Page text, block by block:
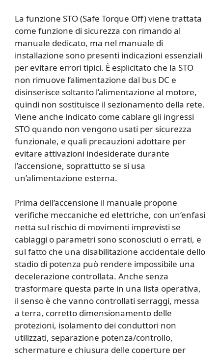
La funzione STO (Safe Torque Off) viene trattata
come funzione di sicurezza con rimando al
manuale dedicato, ma nel manuale di
installazione sono presenti indicazioni essenziali
per evitare errori tipici. È esplicitato che la STO
non rimuove l’alimentazione dal bus DC e
disinserisce soltanto l’alimentazione al motore,
quindi non sostituisce il sezionamento della rete.
Viene anche indicato come cablare gli ingressi
STO quando non vengono usati per sicurezza
funzionale, e quali precauzioni adottare per
evitare attivazioni indesiderate durante
l’accensione, soprattutto se si usa
un’alimentazione esterna.
Prima dell’accensione il manuale propone
verifiche meccaniche ed elettriche, con un’enfasi
netta sul rischio di movimenti imprevisti se
cablaggi o parametri sono sconosciuti o errati, e
sul fatto che una disabilitazione accidentale dello
stadio di potenza può rendere impossibile una
decelerazione controllata. Anche senza
trasformare questa parte in una lista operativa,
il senso è che vanno controllati serraggi, messa
a terra, corretto dimensionamento delle
protezioni, isolamento dei conduttori non
utilizzati, separazione potenza/controllo,
schermature e chiusura delle coperture per